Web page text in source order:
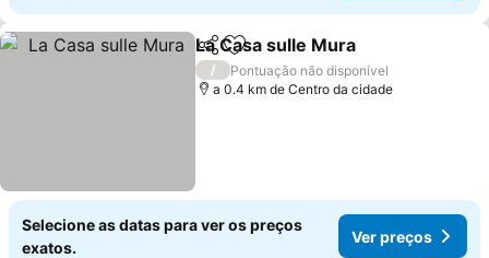
PartilharAdicionar aos favoritos
La Casa sulle Mura
/
Pontuação não disponível
a 0.4 km de Centro da cidade
Selecione as datas para ver os preços
exatos.
Ver preços